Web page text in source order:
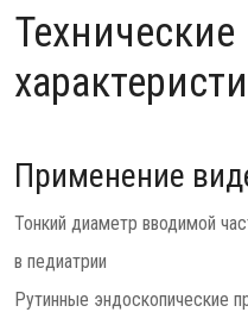
Технические
Применение
Тонкий диаметр вводимой
в педиатрии
Рутинные эндоскопические